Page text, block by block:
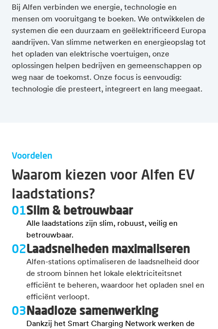
Bij Alfen verbinden we energie, technologie en
mensen om vooruitgang te boeken. We ontwikkelen de
systemen die een duurzaam en geëlektrificeerd Europa
aandrijven. Van slimme netwerken en energieopslag tot
het opladen van elektrische voertuigen, onze
oplossingen helpen bedrijven en gemeenschappen op
weg naar de toekomst. Onze focus is eenvoudig:
technologie die presteert, integreert en lang meegaat.
Voordelen
Waarom kiezen voor Alfen EV
laadstations?
01Slim & betrouwbaar
Alle laadstations zijn slim, robuust, veilig en
betrouwbaar.
02Laadsnelheden maximaliseren
Alfen-stations optimaliseren de laadsnelheid door
de stroom binnen het lokale elektriciteitsnet
efficiënt te beheren, waardoor het opladen snel en
efficiënt verloopt.
03Naadloze samenwerking
Dankzij het Smart Charging Network werken de